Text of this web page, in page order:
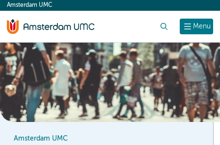
content
Menu
Amsterdam UMC
Amsterdam UMC